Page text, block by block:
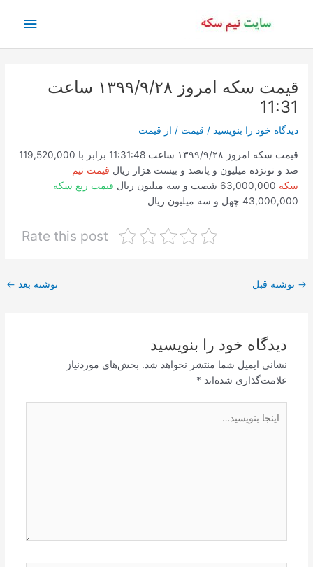
اصلی
قیمت سکه امروز ۱۳۹۹/۹/۲۸ ساعت
11:31
دیدگاه‌ خود را بنویسید / قیمت / از قیمت
قیمت سکه امروز ۱۳۹۹/۹/۲۸ ساعت 11:31:48 برابر با 119,520,000
صد و نونزده میلیون و پانصد و بیست هزار ریال قیمت نیم
سکه 63,000,000 شصت و سه میلیون ریال
قیمت ربع سکه
43,000,000 چهل و سه میلیون ریال
Rate this post
پیمایش
→ نوشته قبل نوشته بعد ←
دیدگاه‌ خود را بنویسید
نشانی ایمیل شما منتشر نخواهد شد. بخش‌های موردنیاز
علامت‌گذاری شده‌اند *
بنویسید…